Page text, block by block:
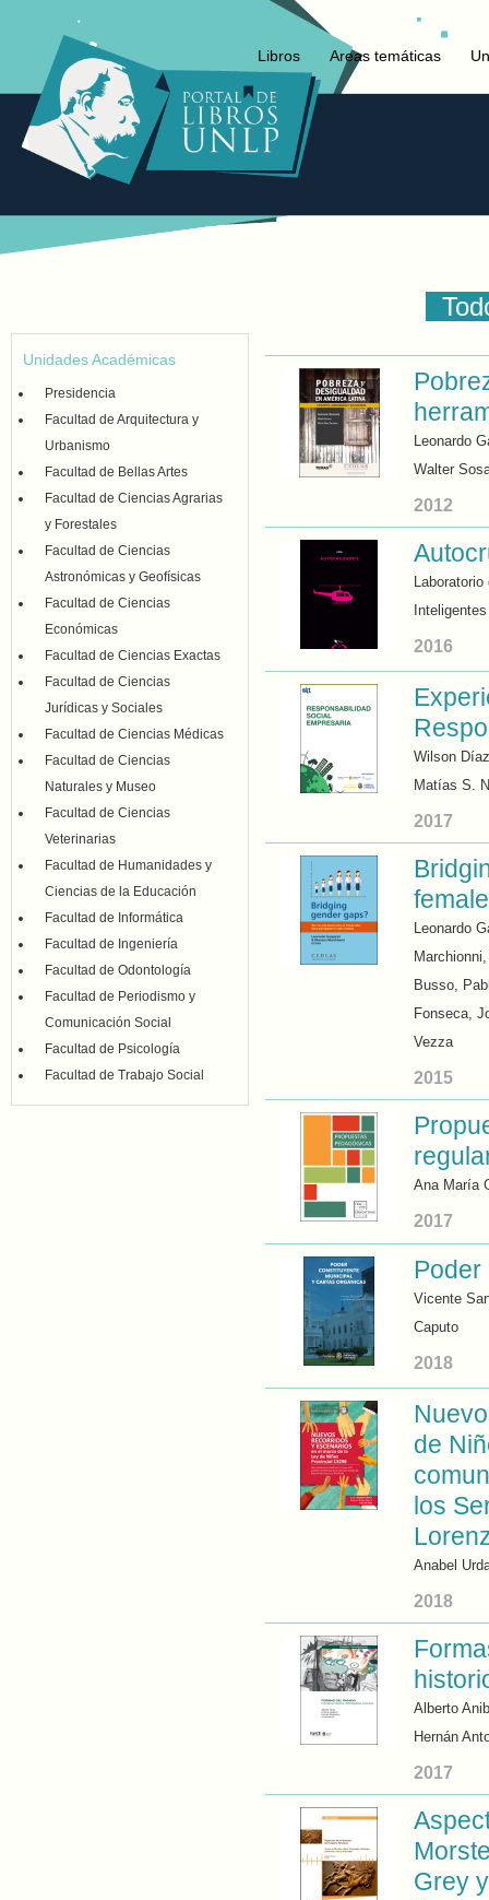
Libros Areas temáticas
Unidades Académicas
Presidencia
Facultad de Arquitectura y
Urbanismo
Facultad de Bellas Artes
Facultad de Ciencias Agrarias
y Forestales
Facultad de Ciencias
Astronómicas y Geofísicas
Facultad de Ciencias
Económicas
Facultad de Ciencias Exactas
Facultad de Ciencias
Jurídicas y Sociales
Facultad de Ciencias Médicas
Facultad de Ciencias
Naturales y Museo
Facultad de Ciencias
Veterinarias
Facultad de Humanidades y
Ciencias de la Educación
Facultad de Informática
Facultad de Ingeniería
Facultad de Odontología
Facultad de Periodismo y
Comunicación Social
Facultad de Psicología
Facultad de Trabajo Social
Leonardo
Walter
2012
2016
Wilson
Matías S.
2017
Leonardo
Busso,
Fonseca,
Vezza
2015
Ana María
2017
Poder
Vicente
Caputo
2018
de
los
Anabel
2018
Alberto
Hernán
2017
Grey